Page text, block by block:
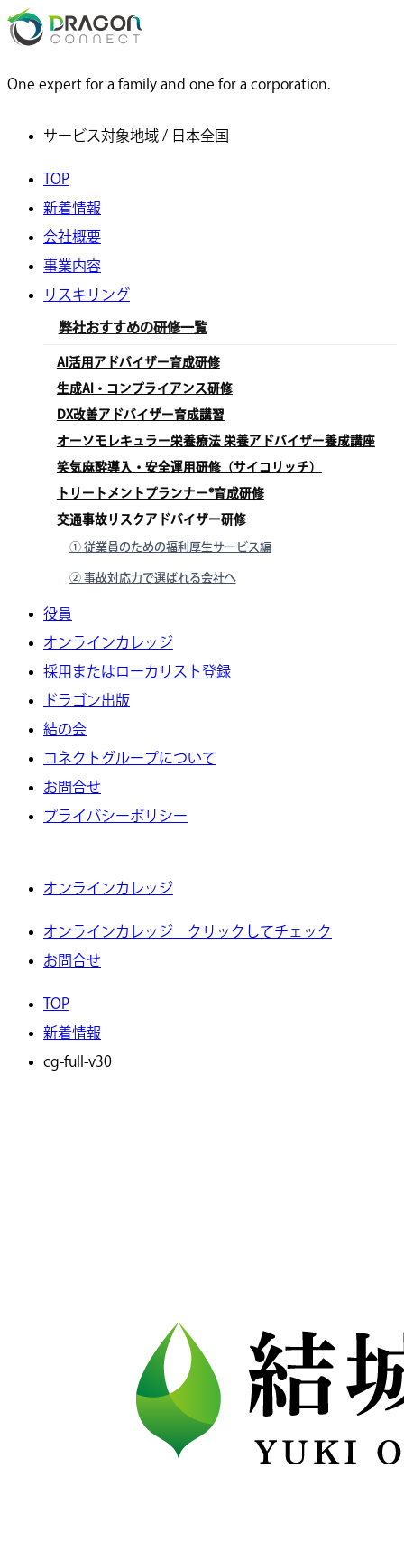
One expert for a family and one for a corporation.
サービス対象地域 / 日本全国
TOP
新着情報
会社概要
事業内容
リスキリング
弊社おすすめの研修一覧
AI活用アドバイザー育成研修
生成AI・コンプライアンス研修
DX改善アドバイザー育成講習
オーソモレキュラー栄養療法 栄養アドバイザー養成講座
笑気麻酔導入・安全運用研修（サイコリッチ）
トリートメントプランナー®育成研修
交通事故リスクアドバイザー研修
① 従業員のための福利厚生サービス編
② 事故対応力で選ばれる会社へ
役員
オンラインカレッジ
採用またはローカリスト登録
ドラゴン出版
結の会
コネクトグループについて
お問合せ
プライバシーポリシー
オンラインカレッジ
オンラインカレッジ クリックしてチェック
お問合せ
TOP
新着情報
cg-full-v30